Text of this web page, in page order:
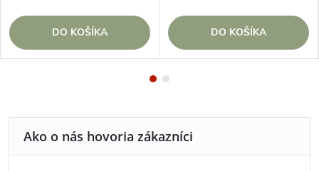
DO KOŠÍKA DO KOŠÍKA